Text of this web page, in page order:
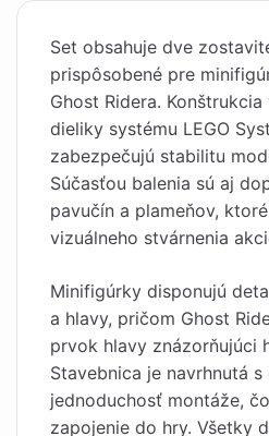
Set obsahuje dve
prispôsobené pre
Ghost Ridera.
dieliky systému LEGO
zabezpečujú stabilitu
Súčasťou balenia sú aj
pavučín a plameňov,
vizuálneho stvárnenia
Minifigúrky disponujú
a hlavy, pričom Ghost
prvok hlavy znázorňujúci
Stavebnica je navrhnutá
jednoduchosť montáže,
zapojenie do hry. Všetky